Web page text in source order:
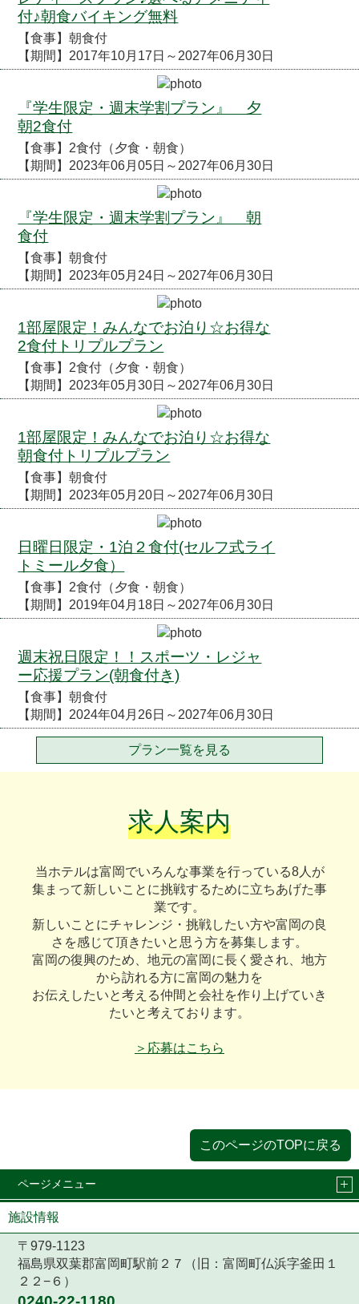
付♪朝食バイキング無料
【食事】朝食付
【期間】2017年10月17日～2027年06月30日
『学生限定・週末学割プラン』 夕
朝2食付
【食事】2食付（夕食・朝食）
【期間】2023年06月05日～2027年06月30日
『学生限定・週末学割プラン』 朝
食付
【食事】朝食付
【期間】2023年05月24日～2027年06月30日
1部屋限定！みんなでお泊り☆お得な
2食付トリプルプラン
【食事】2食付（夕食・朝食）
【期間】2023年05月30日～2027年06月30日
1部屋限定！みんなでお泊り☆お得な
朝食付トリプルプラン
【食事】朝食付
【期間】2023年05月20日～2027年06月30日
日曜日限定・1泊２食付(セルフ式ライ
トミール夕食）
【食事】2食付（夕食・朝食）
【期間】2019年04月18日～2027年06月30日
週末祝日限定！！スポーツ・レジャ
ー応援プラン(朝食付き)
【食事】朝食付
【期間】2024年04月26日～2027年06月30日
プラン一覧を見る
求人案内
当ホテルは富岡でいろんな事業を行っている8人が
集まって新しいことに挑戦するために立ちあげた事
業です。
新しいことにチャレンジ・挑戦したい方や富岡の良
さを感じて頂きたいと思う方を募集します。
富岡の復興のため、地元の富岡に長く愛され、地方
から訪れる方に富岡の魅力を
お伝えしたいと考える仲間と会社を作り上げていき
たいと考えております。
＞応募はこちら
このページのTOPに戻る
ページメニュー
施設情報
〒979-1123
福島県双葉郡富岡町駅前２７（旧：富岡町仏浜字釜田１
２２−６）